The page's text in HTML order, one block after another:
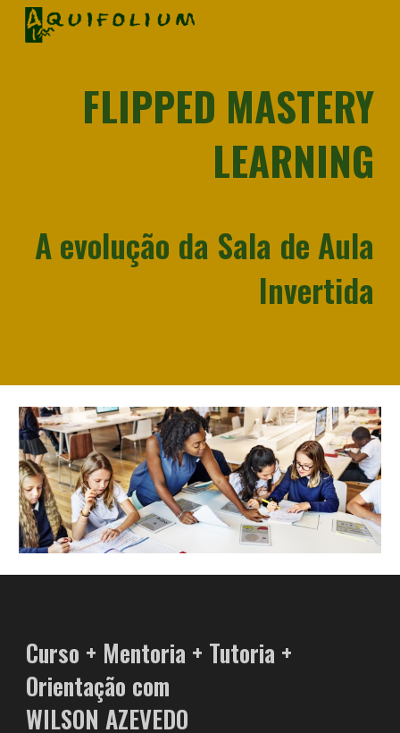
Skip to main content
FLIPPED MASTERY
LEARNING
A evolução da Sala de Aula
Invertida
Curso + Mentoria + Tutoria +
Orientação com
WILSON AZEVEDO